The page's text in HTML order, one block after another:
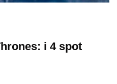
i 4 spot